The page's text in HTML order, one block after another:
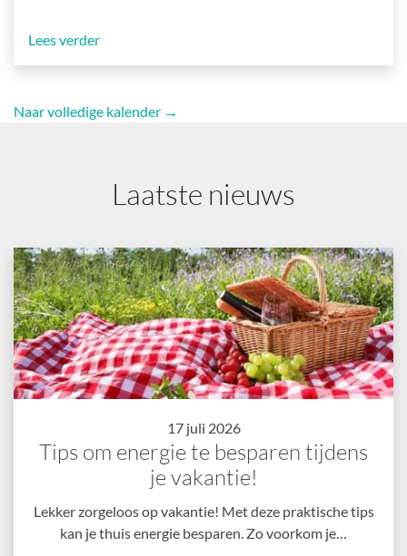
Lees verder
Naar volledige kalender →
Laatste nieuws
17 juli 2026
Tips om energie te besparen tijdens
je vakantie!
Lekker zorgeloos op vakantie! Met deze praktische tips
kan je thuis energie besparen. Zo voorkom je…